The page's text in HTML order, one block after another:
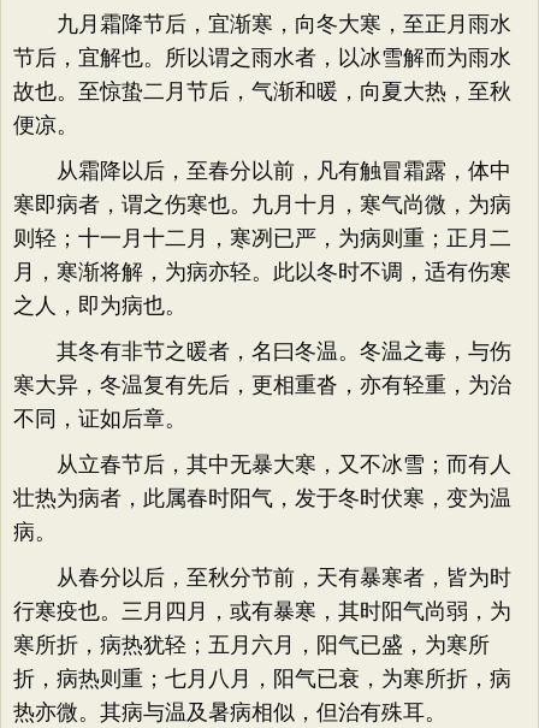
九月霜降节后，宜渐寒，向冬大寒，至正月雨水
节后，宜解也。所以谓之雨水者，以冰雪解而为雨水
故也。至惊蛰二月节后，气渐和暖，向夏大热，至秋
便凉。
从霜降以后，至春分以前，凡有触冒霜露，体中
寒即病者，谓之伤寒也。九月十月，寒气尚微，为病
则轻；十一月十二月，寒冽已严，为病则重；正月二
月，寒渐将解，为病亦轻。此以冬时不调，适有伤寒
之人，即为病也。
其冬有非节之暖者，名曰冬温。冬温之毒，与伤
寒大异，冬温复有先后，更相重沓，亦有轻重，为治
不同，证如后章。
从立春节后，其中无暴大寒，又不冰雪；而有人
壮热为病者，此属春时阳气，发于冬时伏寒，变为温
病。
从春分以后，至秋分节前，天有暴寒者，皆为时
行寒疫也。三月四月，或有暴寒，其时阳气尚弱，为
寒所折，病热犹轻；五月六月，阳气已盛，为寒所
折，病热则重；七月八月，阳气已衰，为寒所折，病
热亦微。其病与温及暑病相似，但治有殊耳。